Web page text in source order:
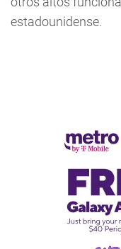
estadounidense.